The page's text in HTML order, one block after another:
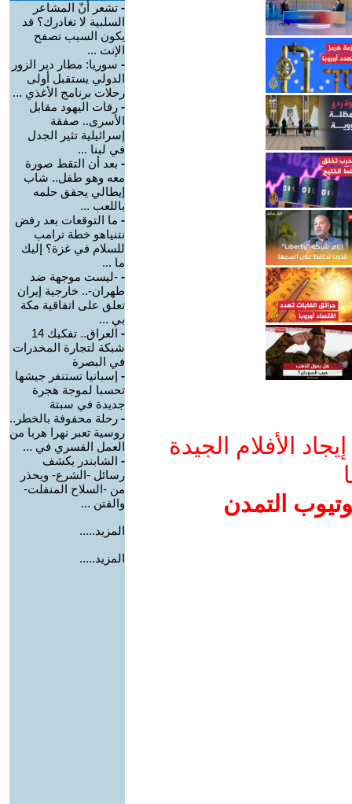
الأفلام الجيدة
التمدن
- تشعر أنّ المشاعر
السلبية لا تغادرك؟ قد
يكون السبب تصفح
الإنت ...
- سوريا: مطار دير الزور
الدولي يستقبل أولى
رحلات برنامج الأغذي ...
- رفات اليهود مقابل
الأسرى.. صفقة
إسرائيلية تثير الجدل
في لبنا ...
- بعد أن التقط صورة
معه وهو طفل.. شاب
إيطالي يحقق حلمه
باللعب ...
- ما التوقعات بعد رفض
نتنياهو خطة ترامب
للسلام في غزة؟ إليك
ما ...
- -ليست موجهة ضد
طهران-.. خارجية إيران
تعلق على اتفاقية مكة
بي ...
-
العراق.. تفكيك 14
شبكة لتجارة المخدرات
في البصرة
- إسبانيا تستنفر جيشها
تحسبا لموجة هجرة
جديدة في سبتة
- رحلة محفوفة بالخطر..
روسية تعبر نهرا هربا من
العمل القسري في ...
- الشابندر يكشف
رسائل -الشرع- ويحذر
من -السلاح المنفلت-
والفتن ...
المزيد.....
المزيد.....